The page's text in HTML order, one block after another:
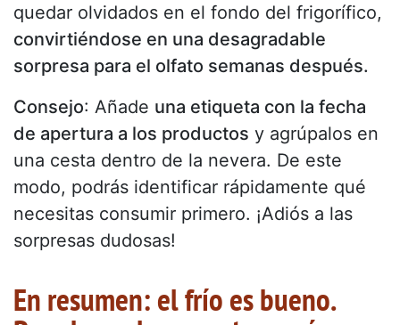
quedar olvidados en el fondo del frigorífico,
convirtiéndose en una desagradable
sorpresa para el olfato semanas después.
Consejo: Añade una etiqueta con la fecha
de apertura a los productos y agrúpalos en
una cesta dentro de la nevera. De este
modo, podrás identificar rápidamente qué
necesitas consumir primero. ¡Adiós a las
sorpresas dudosas!
En resumen: el frío es bueno.